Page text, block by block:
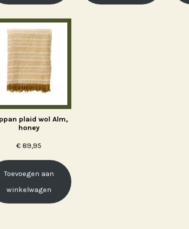
plaid wol Alm,
honey
€ 89,95
Toevoegen aan
winkelwagen